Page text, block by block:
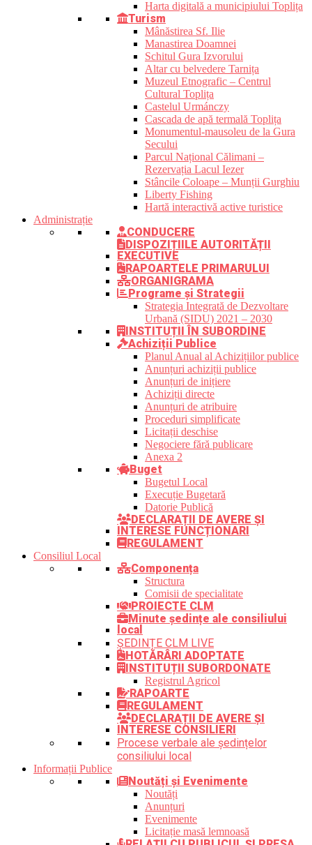
Harta digitală a municipiului Toplița
Turism
Mânăstirea Sf. Ilie
Manastirea Doamnei
Schitul Gura Izvorului
Altar cu belvedere Tarnița
Muzeul Etnografic – Centrul
Cultural Toplița
Castelul Urmánczy
Cascada de apă termală Toplița
Monumentul-mausoleu de la Gura
Secului
Parcul Național Călimani –
Rezervația Lacul Iezer
Stâncile Coloape – Munții Gurghiu
Liberty Fishing
Hartă interactivă active turistice
Administrație
CONDUCERE
DISPOZIȚIILE AUTORITĂȚII
EXECUTIVE
RAPOARTELE PRIMARULUI
ORGANIGRAMA
Programe și Strategii
Strategia Integrată de Dezvoltare
Urbană (SIDU) 2021 – 2030
INSTITUȚII ÎN SUBORDINE
Achiziții Publice
Planul Anual al Achizițiilor publice
Anunțuri achiziții publice
Anunțuri de inițiere
Achiziții directe
Anunțuri de atribuire
Proceduri simplificate
Licitații deschise
Negociere fără publicare
Anexa 2
Buget
Bugetul Local
Execuție Bugetară
Datorie Publică
DECLARAȚII DE AVERE ȘI
INTERESE FUNCȚIONARI
REGULAMENT
Consiliul Local
Componența
Structura
Comisii de specialitate
PROIECTE CLM
Minute ședințe ale consiliului
local
ȘEDINȚE CLM LIVE
HOTĂRÂRI ADOPTATE
INSTITUȚII SUBORDONATE
Registrul Agricol
RAPOARTE
REGULAMENT
DECLARAȚII DE AVERE ȘI
INTERESE CONSILIERI
Procese verbale ale ședințelor
consiliului local
Informații Publice
Noutăți și Evenimente
Noutăți
Anunțuri
Evenimente
Licitație masă lemnoasă